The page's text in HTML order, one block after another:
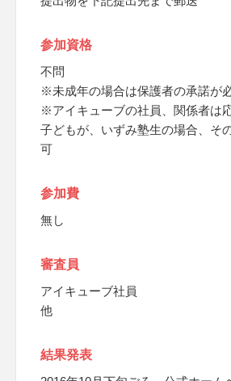
参加資格
不問
※未成年の場合は保護者の承諾が
※アイキューブの社員、関係者は
子どもが、いずみ塾生の場合、そ
可
参加費
無し
審査員
アイキューブ社員
他
結果発表